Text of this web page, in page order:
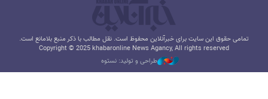
تمامی حقوق این سایت برای خبرآنلاین محفوظ است. نقل مطالب با ذکر منبع بلامانع است.
Copyright © 2025 khabaronline News Agancy, All rights reserved
طراحی و تولید: نستوه